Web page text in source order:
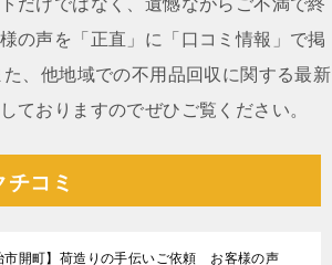
だけではなく、遺憾ながらご不満で終
の声を「正直」に「口コミ情報」で掲
、他地域での不用品回収に関する最新
ておりますのでぜひご覧ください。
チコミ
市開町】荷造りの手伝いご依頼 お客様の声